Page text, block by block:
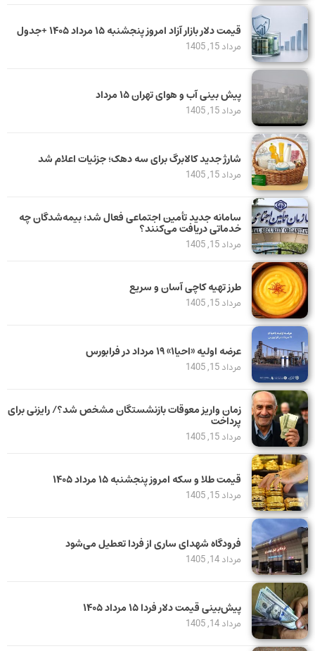
قیمت دلار بازار آزاد امروز پنجشنبه ۱۵ مرداد ۱۴۰۵ +جدول
مرداد 15, 1405
پیش بینی آب و هوای تهران ۱۵ مرداد
مرداد 15, 1405
شارژ جدید کالابرگ برای سه دهک؛ جزئیات اعلام شد
مرداد 15, 1405
سامانه جدید تأمین اجتماعی فعال شد؛ بیمه‌شدگان چه
خدماتی دریافت می‌کنند؟
مرداد 15, 1405
طرز تهیه کاچی آسان و سریع
مرداد 15, 1405
عرضه اولیه «احیا۱» ۱۹ مرداد در فرابورس
مرداد 15, 1405
زمان واریز معوقات بازنشستگان مشخص شد؟/ رایزنی برای
پرداخت
مرداد 15, 1405
قیمت طلا و سکه امروز پنجشنبه ۱۵ مرداد ۱۴۰۵
مرداد 15, 1405
فرودگاه شهدای ساری از فردا تعطیل می‌شود
مرداد 14, 1405
پیش‌بینی قیمت دلار فردا ۱۵ مرداد ۱۴۰۵
مرداد 14, 1405